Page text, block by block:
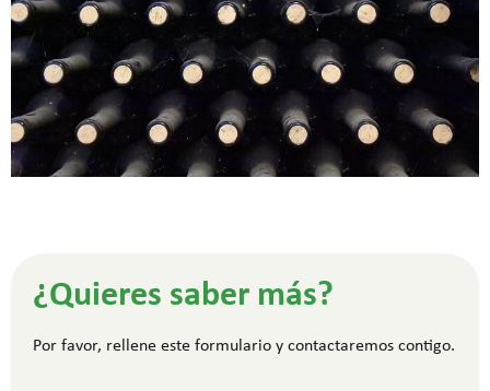
¿Quieres saber más?
Por favor, rellene este formulario y contactaremos contigo.